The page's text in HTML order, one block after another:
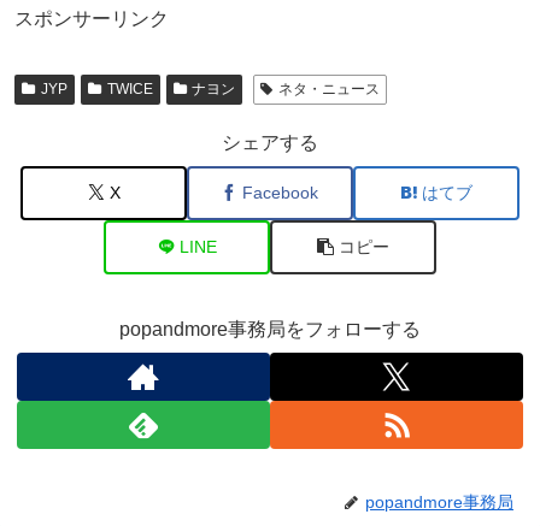
スポンサーリンク
JYP TWICE ナヨン ネタ・ニュース
シェアする
X Facebook はてブ
LINE コピー
popandmore事務局をフォローする
popandmore事務局